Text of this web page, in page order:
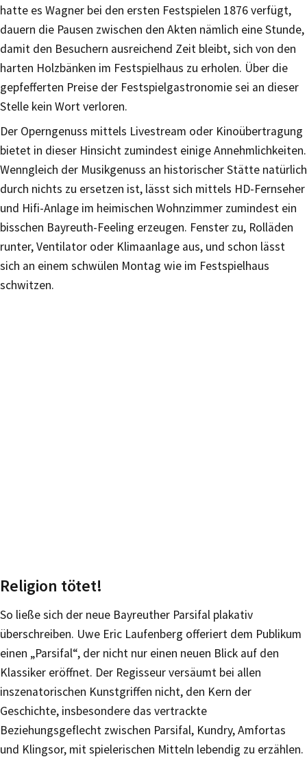
hatte es Wagner bei den ersten Festspielen 1876 verfügt,
dauern die Pausen zwischen den Akten nämlich eine Stunde,
damit den Besuchern ausreichend Zeit bleibt, sich von den
harten Holzbänken im Festspielhaus zu erholen. Über die
gepfefferten Preise der Festspielgastronomie sei an dieser
Stelle kein Wort verloren.
Der Operngenuss mittels Livestream oder Kinoübertragung
bietet in dieser Hinsicht zumindest einige Annehmlichkeiten.
Wenngleich der Musikgenuss an historischer Stätte natürlich
durch nichts zu ersetzen ist, lässt sich mittels HD-Fernseher
und Hifi-Anlage im heimischen Wohnzimmer zumindest ein
bisschen Bayreuth-Feeling erzeugen. Fenster zu, Rolläden
runter, Ventilator oder Klimaanlage aus, und schon lässt
sich an einem schwülen Montag wie im Festspielhaus
schwitzen.
Religion tötet!
So ließe sich der neue Bayreuther Parsifal plakativ
überschreiben. Uwe Eric Laufenberg offeriert dem Publikum
einen „Parsifal“, der nicht nur einen neuen Blick auf den
Klassiker eröffnet. Der Regisseur versäumt bei allen
inszenatorischen Kunstgriffen nicht, den Kern der
Geschichte, insbesondere das vertrackte
Beziehungsgeflecht zwischen Parsifal, Kundry, Amfortas
und Klingsor, mit spielerischen Mitteln lebendig zu erzählen.